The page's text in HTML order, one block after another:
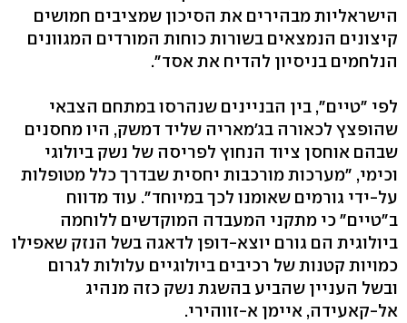
הישראליות מבהירים את הסיכון שמציבים חמושים
קיצונים הנמצאים בשורות כוחות המורדים המגוונים
הנלחמים בניסיון להדיח את אסד".
לפי "טיים", בין הבניינים שנהרסו במתחם הצבאי
שהופצץ לכאורה בג'מאריה שליד דמשק, היו מחסנים
שבהם אוחסן ציוד הנחוץ לפריסה של נשק ביולוגי
וכימי, "מערכות מורכבות יחסית שבדרך כלל מטופלות
על-ידי גורמים שאומנו לכך במיוחד". עוד מדווח
ב"טיים" כי מתקני המעבדה המוקדשים ללוחמה
ביולוגית הם גורם יוצא-דופן לדאגה בשל הנזק שאפילו
כמויות קטנות של רכיבים ביולוגיים עלולות לגרום
ובשל העניין שהביע בהשגת נשק כזה מנהיג
אל-קאעידה, איימן א-זווהירי.